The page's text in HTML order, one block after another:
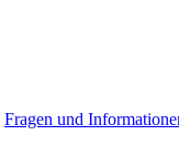
Fragen und